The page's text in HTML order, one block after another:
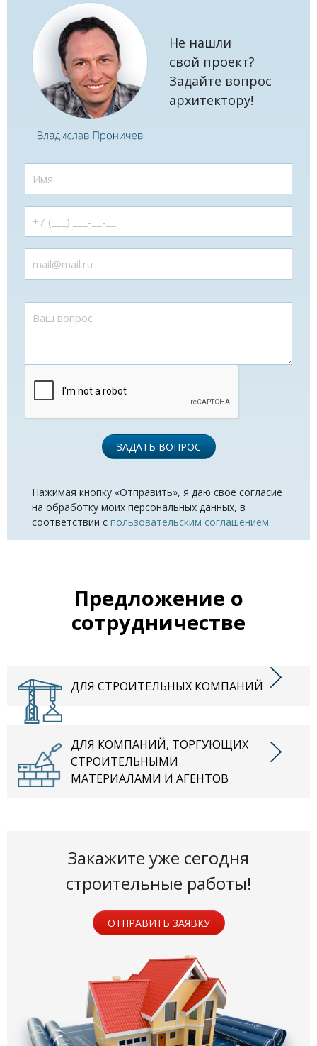
Не нашли
свой проект?
Задайте вопрос
архитектору!
ЗАДАТЬ ВОПРОС
Нажимая кнопку «Отправить», я даю свое согласие
на обработку моих персональных данных, в
соответствии с пользовательским соглашением
Предложение о
сотрудничестве
ДЛЯ СТРОИТЕЛЬНЫХ КОМПАНИЙ
ДЛЯ КОМПАНИЙ, ТОРГУЮЩИХ
СТРОИТЕЛЬНЫМИ
МАТЕРИАЛАМИ И АГЕНТОВ
Закажите уже сегодня
строительные работы!
ОТПРАВИТЬ ЗАЯВКУ